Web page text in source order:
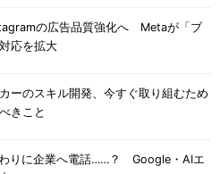
の広告品質強化へ Metaが「ブ
応を拡大
ーのスキル開発、今すぐ取り組むため
きこと
りに企業へ電話……？ Google・AIエ